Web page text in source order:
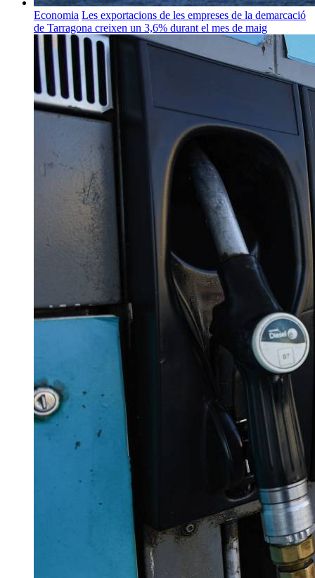
Economia Les exportacions de les empreses de la demarcació
de Tarragona creixen un 3,6% durant el mes de maig